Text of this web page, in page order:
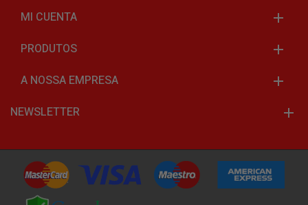
MI CUENTA
PRODUTOS
A NOSSA EMPRESA
NEWSLETTER